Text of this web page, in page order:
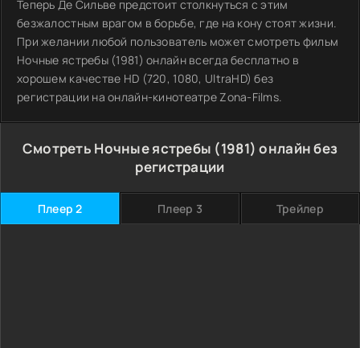
Теперь Де Сильве предстоит столкнуться с этим
безжалостным врагом в борьбе, где на кону стоят жизни.
При желании любой пользователь может смотреть фильм
Ночные ястребы (1981) онлайн всегда бесплатно в
хорошем качестве HD (720, 1080, UltraHD) без
регистрации на онлайн-кинотеатре Zona-Films.
Смотреть Ночные ястребы (1981) онлайн без
регистрации
Плеер 2 Плеер 3 Трейлер